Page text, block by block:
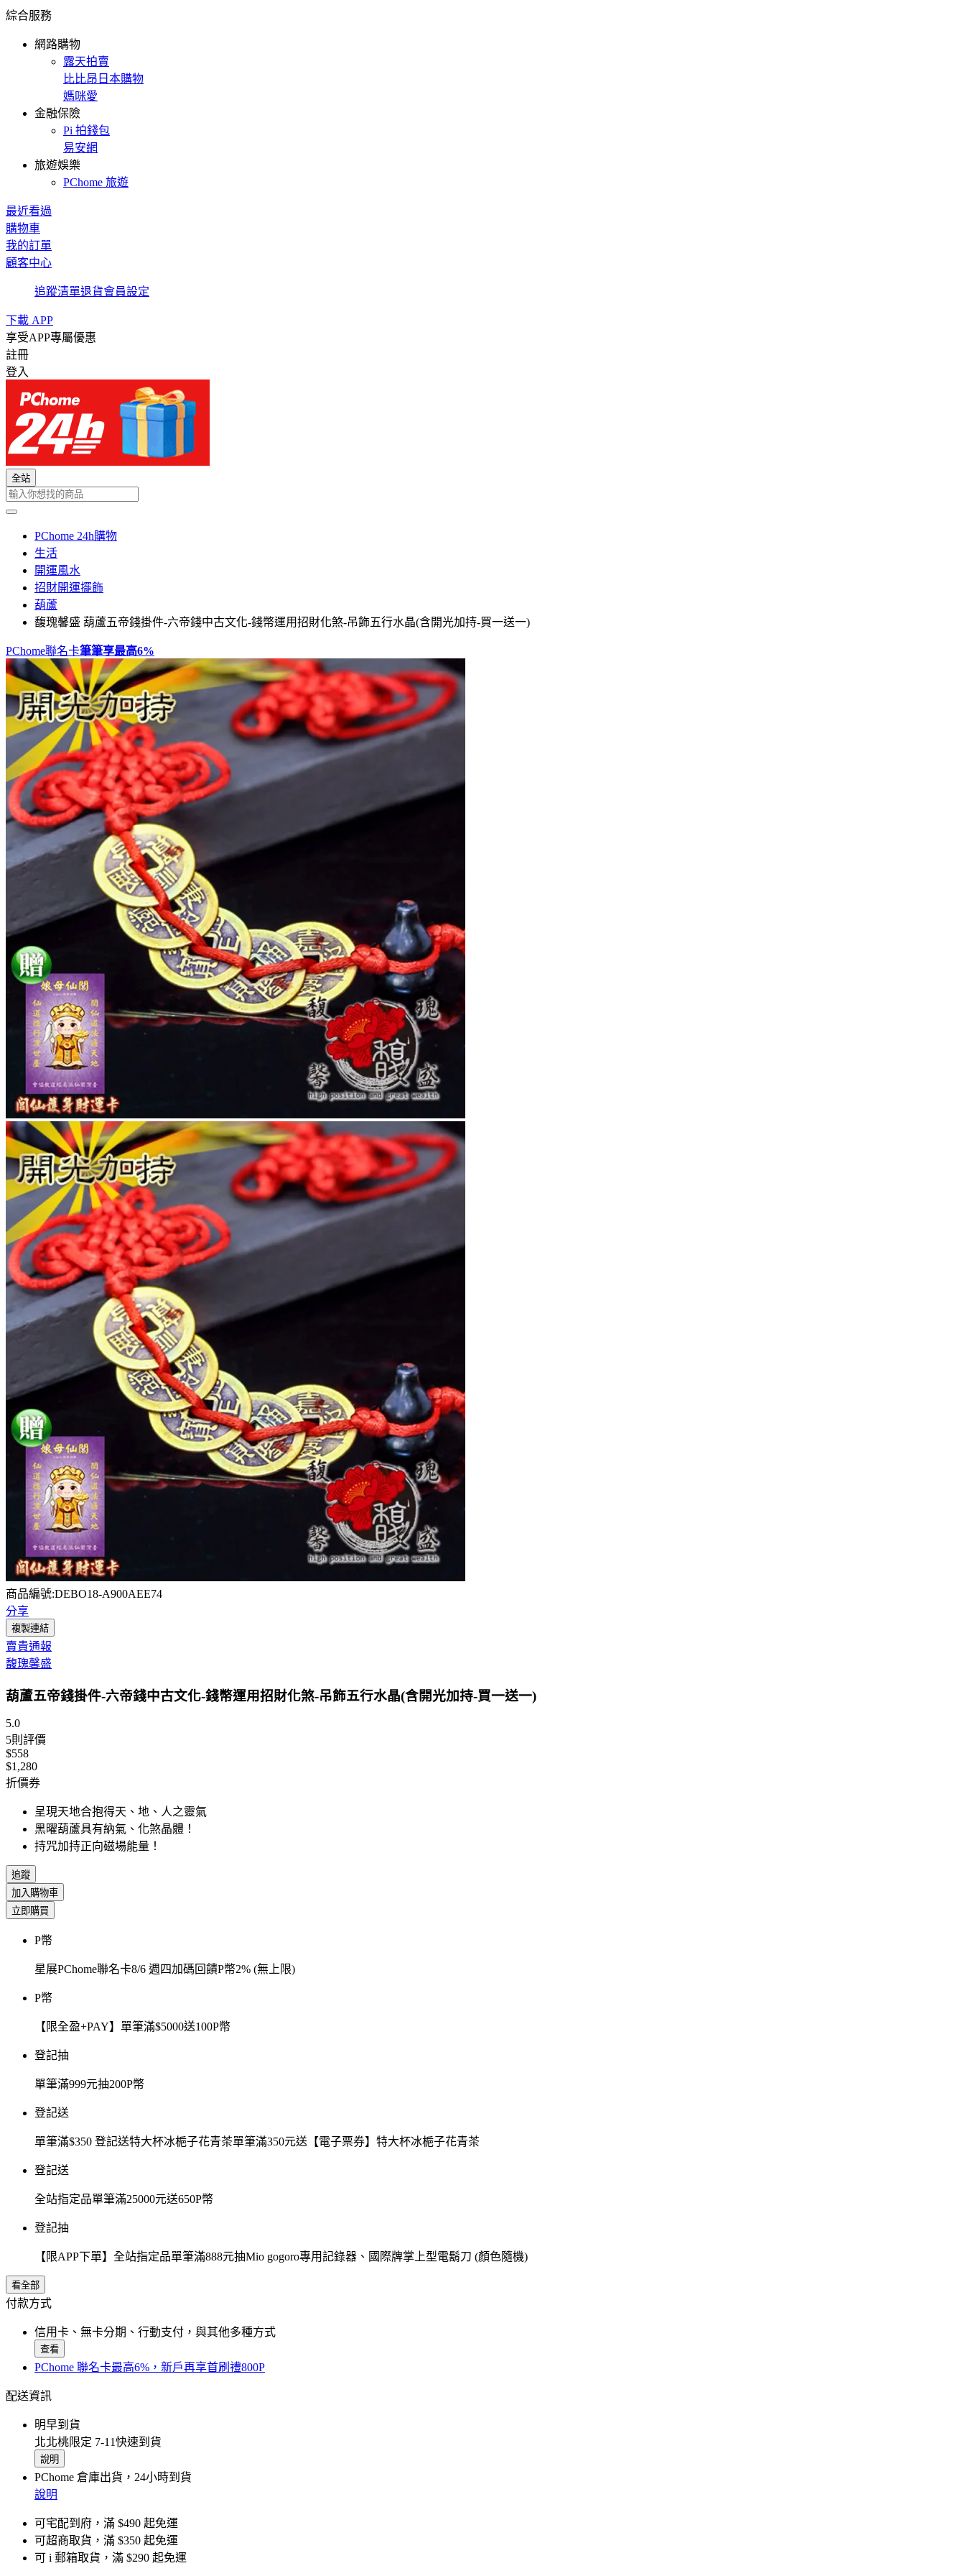
綜合服務
網路購物
露天拍賣
比比昂日本購物
媽咪愛
金融保險
Pi 拍錢包
易安網
旅遊娛樂
PChome 旅遊
最近看過
購物車
我的訂單
顧客中心
追蹤清單退貨會員設定
下載 APP
享受APP專屬優惠
註冊
登入
全站
PChome 24h購物
生活
開運風水
招財開運擺飾
葫蘆
馥瑰馨盛 葫蘆五帝錢掛件-六帝錢中古文化-錢幣運用招財化煞-吊飾五行水晶(含開光加持-買一送一)
PChome聯名卡筆筆享最高6%
商品編號:DEBO18-A900AEE74
分享
複製連結
賣貴通報
馥瑰馨盛
葫蘆五帝錢掛件-六帝錢中古文化-錢幣運用招財化煞-吊飾五行水晶(含開光加持-買一送一)
5.0
5則評價
$558
$1,280
折價券
呈現天地合抱得天、地、人之靈氣
黑曜葫蘆具有納氣、化煞晶體！
持咒加持正向磁場能量！
追蹤
加入購物車
立即購買
P幣
星展PChome聯名卡8/6 週四加碼回饋P幣2% (無上限)
P幣
【限全盈+PAY】單筆滿$5000送100P幣
登記抽
單筆滿999元抽200P幣
登記送
單筆滿$350 登記送特大杯冰梔子花青茶單筆滿350元送【電子票券】特大杯冰梔子花青茶
登記送
全站指定品單筆滿25000元送650P幣
登記抽
【限APP下單】全站指定品單筆滿888元抽Mio gogoro專用記錄器、國際牌掌上型電鬍刀 (顏色隨機)
看全部
付款方式
信用卡、無卡分期、行動支付，與其他多種方式
查看
PChome 聯名卡最高6%，新戶再享首刷禮800P
配送資訊
明早到貨
北北桃限定 7-11快速到貨
說明
PChome 倉庫出貨，24小時到貨
說明
可宅配到府，滿 $490 起免運
可超商取貨，滿 $350 起免運
可 i 郵箱取貨，滿 $290 起免運